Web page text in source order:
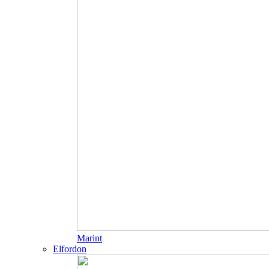
Marint
Elfordon